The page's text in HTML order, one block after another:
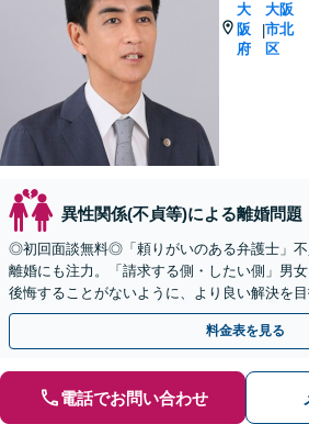
大
阪
府
|
大阪
市北
区
異性関係(不貞等)による離婚問題
◎初回面談無料◎「頼りがいのある弁護士」
離婚にも注力。「請求する側・したい側」男
後悔することがないように、より良い解決を
渉は安心してお任せください！【南森町駅1分
料金表を見る
電話でお問い合わせ